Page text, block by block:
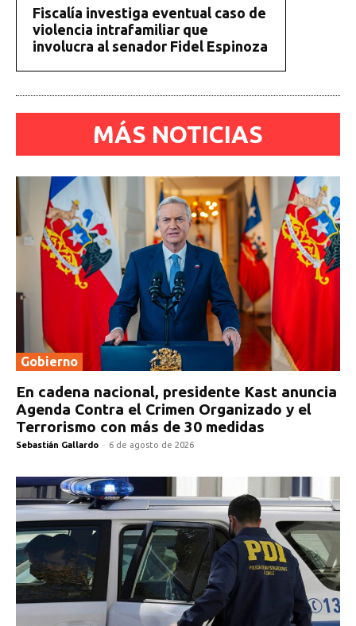
Fiscalía investiga eventual caso de
violencia intrafamiliar que
involucra al senador Fidel Espinoza
MÁS NOTICIAS
Gobierno
En cadena nacional, presidente Kast anuncia
Agenda Contra el Crimen Organizado y el
Terrorismo con más de 30 medidas
Sebastián Gallardo - 6 de agosto de 2026